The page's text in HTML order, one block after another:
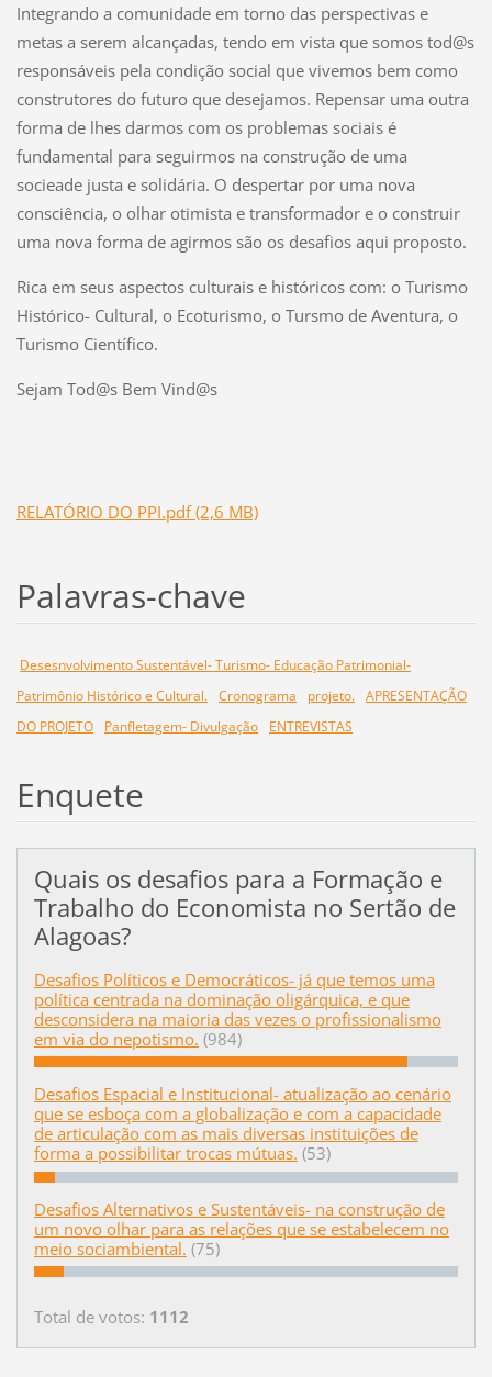
Integrando a comunidade em torno das perspectivas e
metas a serem alcançadas, tendo em vista que somos tod@s
responsáveis pela condição social que vivemos bem como
construtores do futuro que desejamos. Repensar uma outra
forma de lhes darmos com os problemas sociais é
fundamental para seguirmos na construção de uma
socieade justa e solidária. O despertar por uma nova
consciência, o olhar otimista e transformador e o construir
uma nova forma de agirmos são os desafios aqui proposto.
Rica em seus aspectos culturais e históricos com: o Turismo
Histórico- Cultural, o Ecoturismo, o Tursmo de Aventura, o
Turismo Científico.
Sejam Tod@s Bem Vind@s
RELATÓRIO DO PPI.pdf (2,6 MB)
Palavras-chave
Desesnvolvimento Sustentável- Turismo- Educação Patrimonial-
Patrimônio Histórico e Cultural. Cronograma projeto. APRESENTAÇÃO
DO PROJETO
Panfletagem- Divulgação ENTREVISTAS
Enquete
Quais os desafios para a Formação e
Trabalho do Economista no Sertão de
Alagoas?
Desafios Políticos e Democráticos- já que temos uma
política centrada na dominação oligárquica, e que
desconsidera na maioria das vezes o profissionalismo
em via do nepotismo. (984)
Desafios Espacial e Institucional- atualização ao cenário
que se esboça com a globalização e com a capacidade
de articulação com as mais diversas instituições de
forma a possibilitar trocas mútuas. (53)
Desafios Alternativos e Sustentáveis- na construção de
um novo olhar para as relações que se estabelecem no
meio sociambiental. (75)
Total de votos: 1112